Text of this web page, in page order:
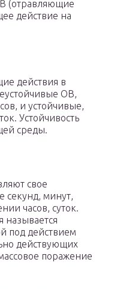
(отравляющие
действие на
действия в
ОВ,
и устойчивые,
Устойчивость
среды.
свое
секунд, минут,
часов, суток.
называется
под действием
действующих
поражение